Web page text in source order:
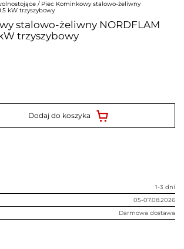
/ Piec Kominkowy stalowo-żeliwny
kW trzyszybowy
stalowo-żeliwny NORDFLAM
trzyszybowy
1-3 dni
05-07.08.2026
Darmowa dostawa
Dodaj do koszyka